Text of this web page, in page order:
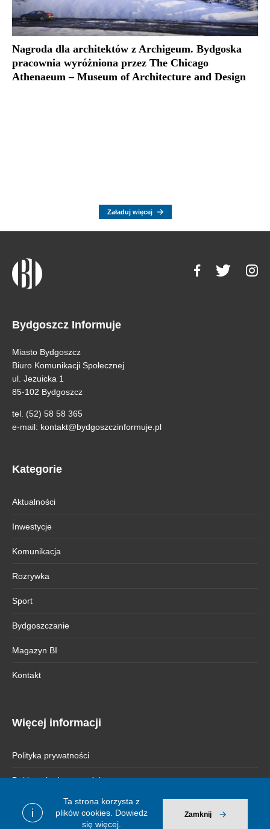
i
Ta strona korzysta z
plików cookies. Dowiedz
się więcej.
Zamknij
Nagroda dla architektów z Archigeum. Bydgoska
pracownia wyróżniona przez The Chicago
Athenaeum – Museum of Architecture and Design
Załaduj więcej
Bydgoszcz Informuje
Miasto Bydgoszcz
Biuro Komunikacji Społecznej
ul. Jezuicka 1
85-102 Bydgoszcz
tel. (52) 58 58 365
e-mail: kontakt@bydgoszczinformuje.pl
Kategorie
Aktualności
Inwestycje
Komunikacja
Rozrywka
Sport
Bydgoszczanie
Magazyn BI
Kontakt
Więcej informacji
Polityka prywatności
Deklaracja dostępności